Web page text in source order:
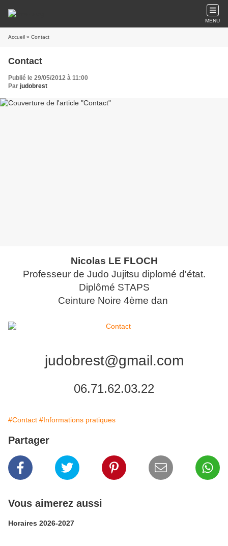
MENU
Accueil » Contact
Contact
Publié le 29/05/2012 à 11:00
Par judobrest
Nicolas LE FLOCH
Professeur de Judo Jujitsu diplomé d'état.
Diplômé STAPS
Ceinture Noire 4ème dan
judobrest@gmail.com
06.71.62.03.22
#Contact #Informations pratiques
Partager
Vous aimerez aussi
Horaires 2026-2027